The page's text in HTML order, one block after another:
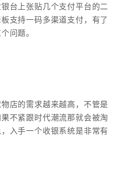
台上张贴几个支付平台的二
支持一码多渠道支付，有了
问题。
店的需求越来越高，不管是
不紧跟时代潮流那就会被淘
入手一个收银系统是非常有